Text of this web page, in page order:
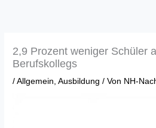
2,9 Prozent weniger Schüler
Berufskollegs
/Allgemein,Ausbildung / Von NH-